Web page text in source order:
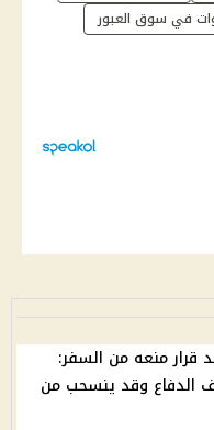
في سوق العبور
قرار منعه من السفر:
الدفاع وقد ينسحب من